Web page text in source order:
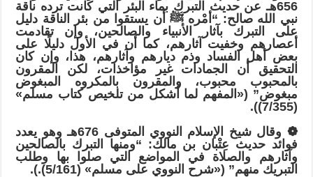
656هـ عن حديث التبرك بماء البئر التي كانت ترده ناقة
نبي الله صالح: “أمْره ﷺ أن يستقوا من بئر الناقة دليل
على التبرك بآثار الأنبياء والصالحين، وإن تقادمت
أعصارهم وخفيت آثارهم، كما أن في الأول دليلًا على
بعض أهل الفساد وذم ديارهم وآثارهم، هذا، وإن كان
التحقيق أن الجمادات غير مؤاخذات، لكن المقرون
بالمحبوب محبوب، والمقرون بالمكروه المبغوض
مبغوض” («المفهم لما أشكل من تلخيص كتاب مسلم»
(7/355)).
❁ وقال شيخ الإسلام النووي المتوفى 676هـ وهو يعدد
فوائد حديث عِتْبان بن مالك: “ومنها التبرك بالصالحين
وآثارهم والصلاة في المواضع التي صلوا بها وطلب
التبريك منهم” («شرح النووي على مسلم» (5/161).).